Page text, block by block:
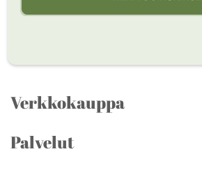
Verkkokauppa
Palvelut